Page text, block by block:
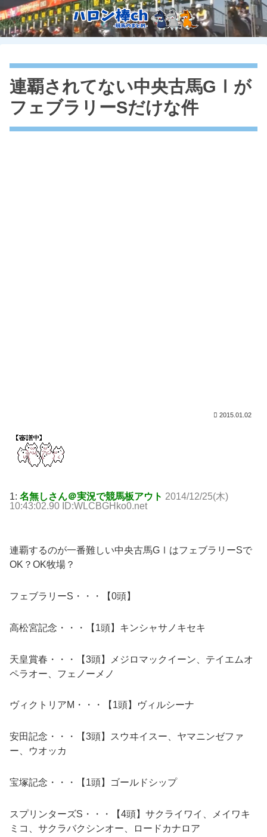
連覇されてない中央古馬GⅠが
フェブラリーSだけな件
2015.01.02
1: 名無しさん＠実況で競馬板アウト 2014/12/25(木)
10:43:02.90 ID:WLCBGHko0.net
連覇するのが一番難しい中央古馬GⅠはフェブラリーSで
OK？OK牧場？
フェブラリーS・・・【0頭】
高松宮記念・・・【1頭】キンシャサノキセキ
天皇賞春・・・【3頭】メジロマックイーン、テイエムオ
ペラオー、フェノーメノ
ヴィクトリアM・・・【1頭】ヴィルシーナ
安田記念・・・【3頭】スウヰイスー、ヤマニンゼファ
ー、ウオッカ
宝塚記念・・・【1頭】ゴールドシップ
スプリンターズS・・・【4頭】サクライワイ、メイワキ
ミコ、サクラバクシンオー、ロードカナロア